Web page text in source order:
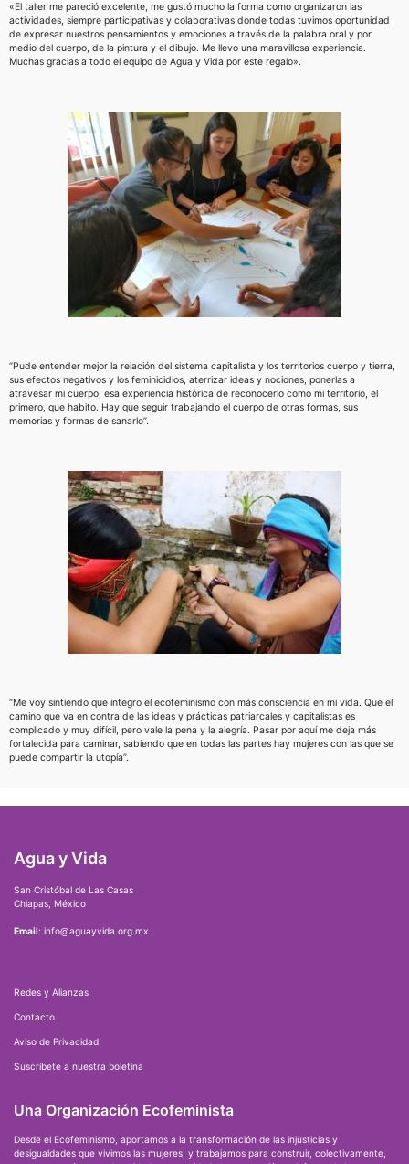
«El taller me pareció excelente, me gustó mucho la forma como organizaron las
actividades, siempre participativas y colaborativas donde todas tuvimos oportunidad
de expresar nuestros pensamientos y emociones a través de la palabra oral y por
medio del cuerpo, de la pintura y el dibujo. Me llevo una maravillosa experiencia.
Muchas gracias a todo el equipo de Agua y Vida por este regalo».
“Pude entender mejor la relación del sistema capitalista y los territorios cuerpo y tierra,
sus efectos negativos y los feminicidios, aterrizar ideas y nociones, ponerlas a
atravesar mi cuerpo, esa experiencia histórica de reconocerlo como mi territorio, el
primero, que habito. Hay que seguir trabajando el cuerpo de otras formas, sus
memorias y formas de sanarlo”.
“Me voy sintiendo que integro el ecofeminismo con más consciencia en mi vida. Que el
camino que va en contra de las ideas y prácticas patriarcales y capitalistas es
complicado y muy difícil, pero vale la pena y la alegría. Pasar por aquí me deja más
fortalecida para caminar, sabiendo que en todas las partes hay mujeres con las que se
puede compartir la utopía”.
Agua y Vida
San Cristóbal de Las Casas
Chiapas, México
Email: info@aguayvida.org.mx
Redes y Alianzas
Contacto
Aviso de Privacidad
Suscríbete a nuestra boletina
Una Organización Ecofeminista
Desde el Ecofeminismo, aportamos a la transformación de las injusticias y
desigualdades que vivimos las mujeres, y trabajamos para construir, colectivamente,